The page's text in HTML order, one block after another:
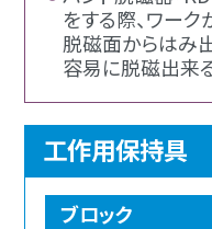
をする際、ワー
脱磁面からはみ
容易に脱磁出来
工作用保持具
ブロック